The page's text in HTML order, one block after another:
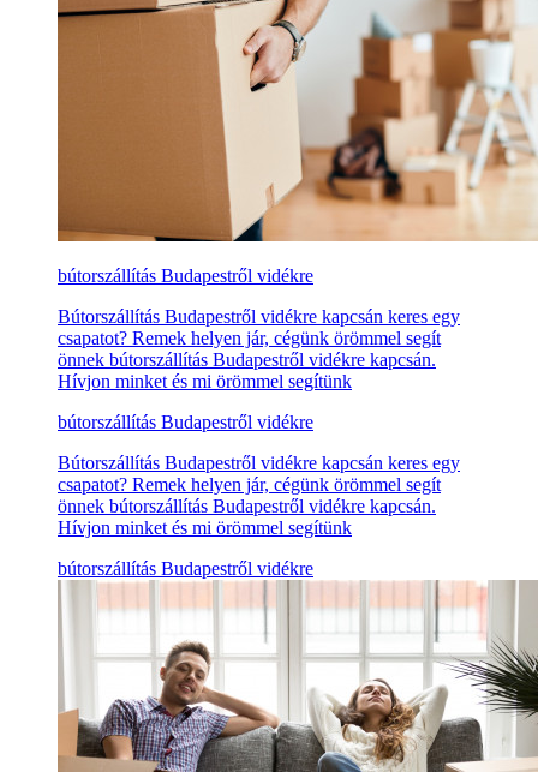
bútorszállítás Budapestről vidékre
Bútorszállítás Budapestről vidékre kapcsán keres egy
csapatot? Remek helyen jár, cégünk örömmel segít
önnek bútorszállítás Budapestről vidékre kapcsán.
Hívjon minket és mi örömmel segítünk
bútorszállítás Budapestről vidékre
Bútorszállítás Budapestről vidékre kapcsán keres egy
csapatot? Remek helyen jár, cégünk örömmel segít
önnek bútorszállítás Budapestről vidékre kapcsán.
Hívjon minket és mi örömmel segítünk
bútorszállítás Budapestről vidékre